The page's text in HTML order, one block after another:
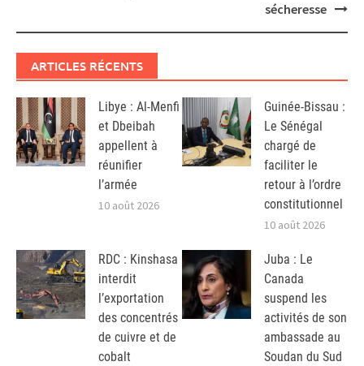
sécheresse
ARTICLES RÉCENTS
Libye : Al-Menfi
et Dbeibah
appellent à
réunifier
l’armée
10 août 2026
Guinée-Bissau :
Le Sénégal
chargé de
faciliter le
retour à l’ordre
constitutionnel
10 août 2026
RDC : Kinshasa
interdit
l’exportation
des concentrés
de cuivre et de
cobalt
Juba : Le
Canada
suspend les
activités de son
ambassade au
Soudan du Sud